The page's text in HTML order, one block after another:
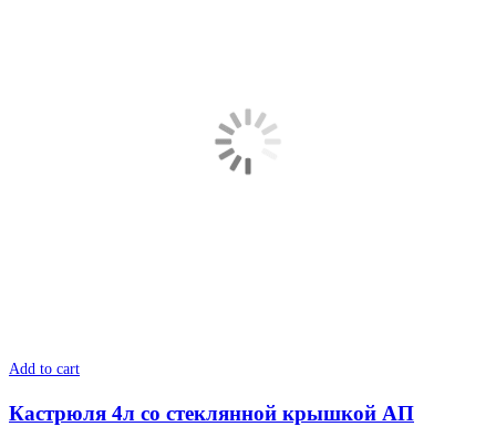
Add to cart
Кастрюля 4л со стеклянной крышкой АП